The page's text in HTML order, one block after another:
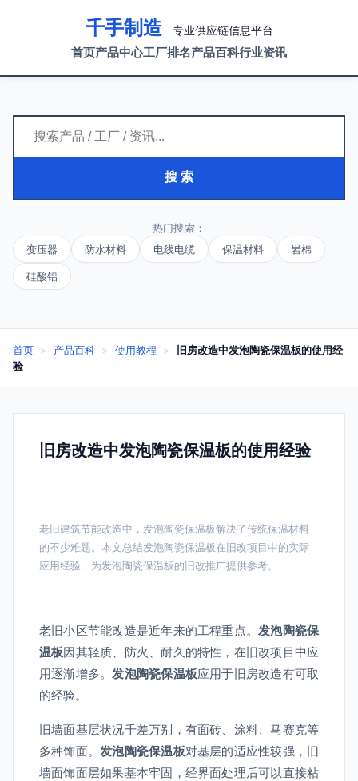
千手制造 专业供应链信息平台
首页产品中心工厂排名产品百科行业资讯
搜 索
热门搜索：
变压器
防水材料 电线电缆 保温材料 岩棉
硅酸铝
首页 > 产品百科 > 使用教程 >
旧房改造中发泡陶瓷保温板的使用经
验
旧房改造中发泡陶瓷保温板的使用经验
老旧建筑节能改造中，发泡陶瓷保温板解决了传统保温材料
的不少难题。本文总结发泡陶瓷保温板在旧改项目中的实际
应用经验，为发泡陶瓷保温板的旧改推广提供参考。
老旧小区节能改造是近年来的工程重点。发泡陶瓷保
温板因其轻质、防火、耐久的特性，在旧改项目中应
用逐渐增多。发泡陶瓷保温板应用于旧房改造有可取
的经验。
旧墙面基层状况千差万别，有面砖、涂料、马赛克等
多种饰面。发泡陶瓷保温板对基层的适应性较强，旧
墙面饰面层如果基本牢固，经界面处理后可以直接粘